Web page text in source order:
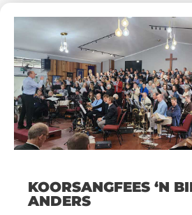
KOORSANGFEES ‘N
ANDERS